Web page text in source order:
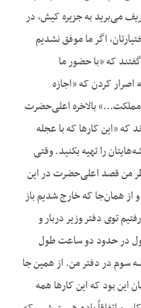
می‌برید به جزیره کیش، در
اگر ما موفق نشدیم
که «با حضور ما
کردن که «اجازه
مملکت…» بالاخره اعلی‌حضرت
«این کارها که با عجله
را تهیه بکنید. وقتی
من قصد اعلی‌حضرت در این
از همان‌جا که خارج شدیم باز
توی دفتر وزیر دربار و
اول در حدود دو ساعت طول
سوم در دفتر من. از همین جا
این بود که این کارها همه